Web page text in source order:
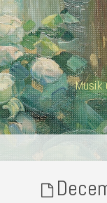
Musik